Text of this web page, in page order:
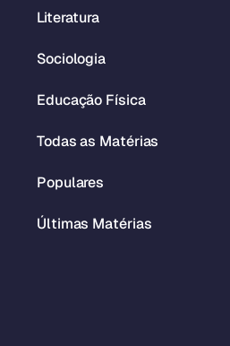
Literatura
Sociologia
Educação Física
Todas as Matérias
Populares
Últimas Matérias